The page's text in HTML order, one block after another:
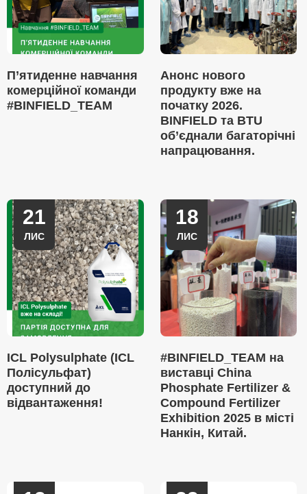
П’ятиденне навчання
комерційної команди
#BINFIELD_TEAM
Анонс нового
продукту вже на
початку 2026.
BINFIELD та BTU
об’єднали багаторічні
напрацювання.
21
ЛИС
ICL Polysulphate (ICL
Полісульфат)
доступний до
відвантаження!
18
ЛИС
#BINFIELD_TEAM на
виставці China
Phosphate Fertilizer &
Compound Fertilizer
Exhibition 2025 в місті
Нанкін, Китай.